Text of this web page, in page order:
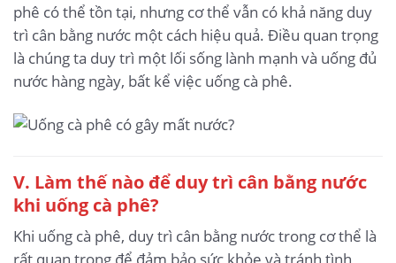
phê có thể tồn tại, nhưng cơ thể vẫn có khả năng duy
trì cân bằng nước một cách hiệu quả. Điều quan trọng
là chúng ta duy trì một lối sống lành mạnh và uống đủ
nước hàng ngày, bất kể việc uống cà phê.
V. Làm thế nào để duy trì cân bằng nước
khi uống cà phê?
Khi uống cà phê, duy trì cân bằng nước trong cơ thể là